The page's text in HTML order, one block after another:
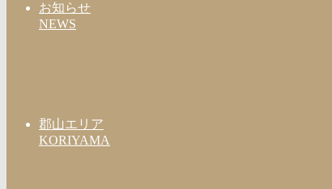
お知らせ
NEWS
郡山エリア
KORIYAMA